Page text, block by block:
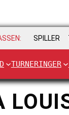
SPILLER
TURNERINGER